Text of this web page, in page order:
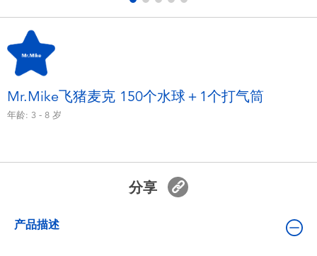
模仿，化妆及造型系列
毛绒公仔玩具
Mr.Mike飞猪麦克 150个水球＋1个打气筒
年龄: 3 - 8 岁
分享
产品描述